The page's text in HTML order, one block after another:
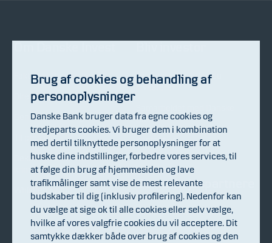
Fakta om Danske Invest
Direktion og bestyrelse
Generalforsamling
Til pressen
Bekæmpelse af økonomisk
kriminalitet
Whistleblowing
Få rådgivning inden du
Bank
Kontakt os
Samarbejdspartnere
Vores porteføljeforvaltere
Brug af cookies og behandling af
personoplysninger
Danske Bank bruger data fra egne cookies og
tredjeparts cookies. Vi bruger dem i kombination
med dertil tilknyttede personoplysninger for at
huske dine indstillinger, forbedre vores services, til
at følge din brug af hjemmesiden og lave
trafikmålinger samt vise de mest relevante
budskaber til dig (inklusiv profilering). Nedenfor kan
du vælge at sige ok til alle cookies eller selv vælge,
hvilke af vores valgfrie cookies du vil acceptere. Dit
samtykke dækker både over brug af cookies og den